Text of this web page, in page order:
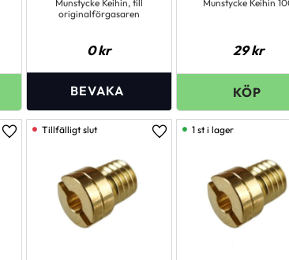
Munstycke Keihin, till
originalförgasaren
0kr
Munstycke Keihin
29kr
Lägg till i favoriter Lägg till i favoriter
1 st i lager